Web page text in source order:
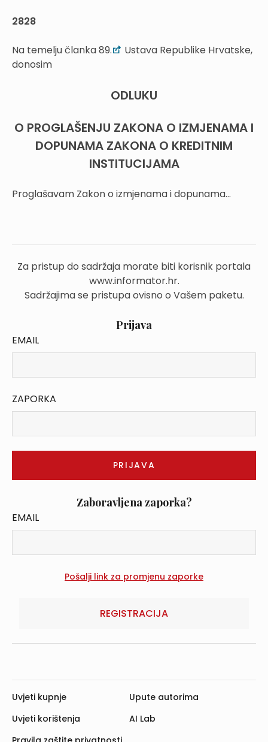
2828
Na temelju članka 89.
Ustava Republike Hrvatske,
donosim
ODLUKU
O PROGLAŠENJU ZAKONA O IZMJENAMA I
DOPUNAMA ZAKONA O KREDITNIM
INSTITUCIJAMA
Proglašavam Zakon o izmjenama i dopunama...
Za pristup do sadržaja morate biti korisnik portala
www.informator.hr.
Sadržajima se pristupa ovisno o Vašem paketu.
Prijava
EMAIL
ZAPORKA
Zaboravljena zaporka?
EMAIL
REGISTRACIJA
Uvjeti kupnje
Uvjeti korištenja
Upute autorima
AI Lab